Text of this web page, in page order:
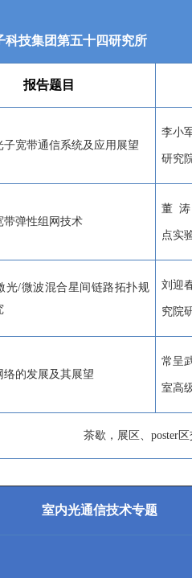
科技集团第五十四研究所
报告题目
子宽带通信系统及应用展望
李小
研究
带弹性组网技术
董 涛
点实
光/微波混合星间链路拓扑规
刘迎
究院
络的发展及其展望
常呈
室高
茶歇，展区、poster
室内光通信技术专题